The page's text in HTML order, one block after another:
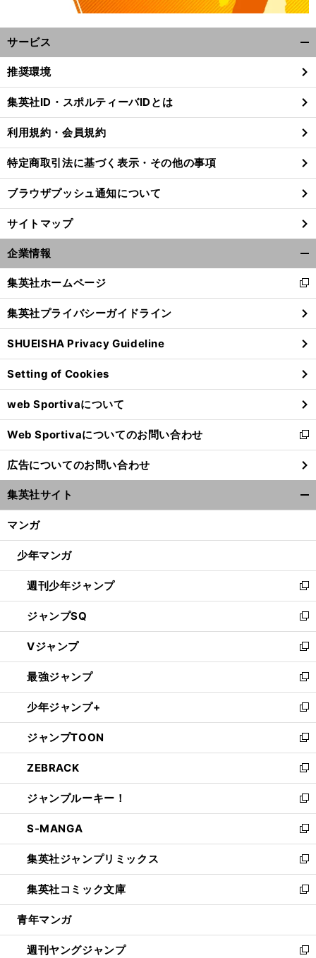
サービス
閉
る
推奨環境
集英社ID・スポルティーバIDとは
利用規約・会員規約
特定商取引法に基づく表示・その他の事項
ブラウザプッシュ通知について
サイトマップ
企業情報
閉
る
集英社ホームページ
新
し
い
ウ
ィ
ン
ド
ウ
で
開
く
集英社プライバシーガイドライン
SHUEISHA Privacy Guideline
Setting of Cookies
web Sportivaについて
Web Sportivaについてのお問い合わせ
新
し
い
ウ
ィ
ン
ウ
開
く
広告についてのお問い合わせ
集英社サイト
マンガ
少年マンガ
週刊少年ジャンプ
新
し
い
ウ
ィ
ン
ド
ウ
で
開
く
ジャンプSQ
新
し
い
ウ
ィ
ン
ド
ウ
で
開
く
Vジャンプ
新
し
い
ウ
ィ
ン
ド
ウ
で
開
く
最強ジャンプ
新
し
い
ウ
ィ
ン
ド
ウ
で
開
く
少年ジャンプ+
新
し
い
ウ
ィ
ン
ド
ウ
で
開
く
ジャンプTOON
新
し
い
ウ
ィ
ン
ド
ウ
で
開
く
ZEBRACK
新
し
い
ウ
ィ
ン
ド
ウ
で
開
ジャンプルーキー！
新
し
い
ウ
ィ
ン
ド
ウ
開
く
S-MANGA
新
し
い
ウ
ィ
ン
ウ
で
集英社ジャンプリミックス
新
し
い
ウ
ン
ド
集英社コミック文庫
新
し
ウ
ィ
青年マンガ
週刊ヤングジャンプ
新